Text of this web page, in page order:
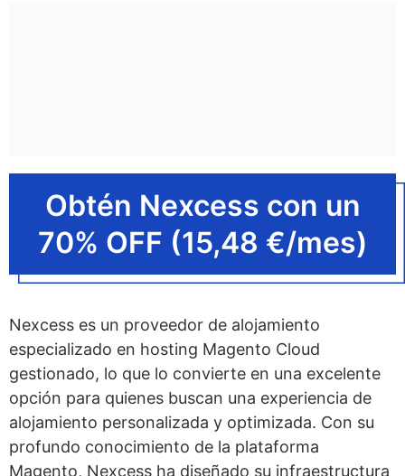
Obtén Nexcess con un
70% OFF (15,48 €/mes)
Nexcess es un proveedor de alojamiento
especializado en hosting Magento Cloud
gestionado, lo que lo convierte en una excelente
opción para quienes buscan una experiencia de
alojamiento personalizada y optimizada. Con su
profundo conocimiento de la plataforma
Magento, Nexcess ha diseñado su infraestructura